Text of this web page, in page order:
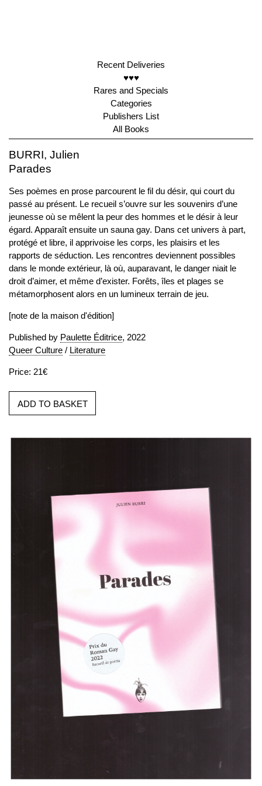
Recent Deliveries
♥♥♥
Rares and Specials
Categories
Publishers List
All Books
BURRI, Julien
Parades
Ses poèmes en prose parcourent le fil du désir, qui court du
passé au présent. Le recueil s’ouvre sur les souvenirs d’une
jeunesse où se mêlent la peur des hommes et le désir à leur
égard. Apparaît ensuite un sauna gay. Dans cet univers à part,
protégé et libre, il apprivoise les corps, les plaisirs et les
rapports de séduction. Les rencontres deviennent possibles
dans le monde extérieur, là où, auparavant, le danger niait le
droit d’aimer, et même d’exister. Forêts, îles et plages se
métamorphosent alors en un lumineux terrain de jeu.
[note de la maison d'édition]
Published by Paulette Éditrice, 2022
Queer Culture / Literature
Price: 21€
ADD TO BASKET